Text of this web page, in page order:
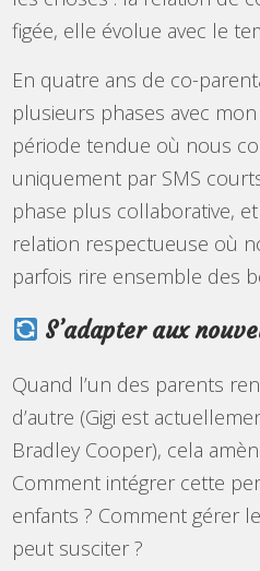
figée, elle évolue avec le
En quatre ans de co-
plusieurs phases avec
période tendue où nous
uniquement par SMS
phase plus collaborative,
relation respectueuse où
parfois rire ensemble des
S’adapter aux
Quand l’un des parents
d’autre (Gigi est
Bradley Cooper), cela
Comment intégrer cette
enfants ? Comment gérer
peut susciter ?